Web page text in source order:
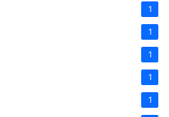
1
1
1
1
1